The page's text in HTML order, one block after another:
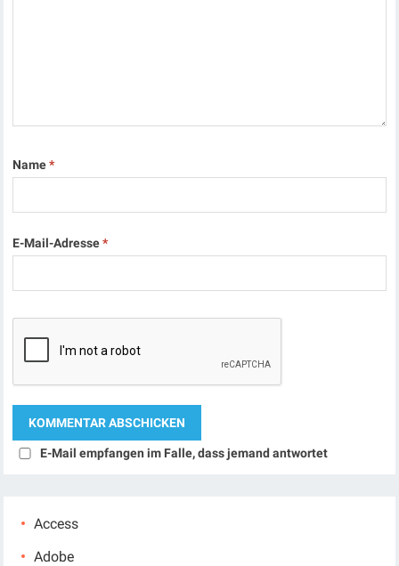
Name*
E-Mail-Adresse*
E-Mail empfangen im Falle, dass jemand antwortet
Access
Adobe